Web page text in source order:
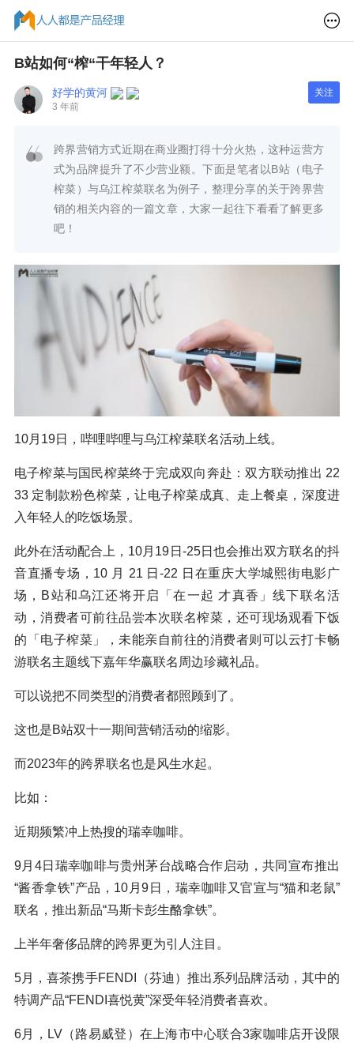
B站如何“榨“干年轻人？
好学的黄河
3 年前
关注
跨界营销方式近期在商业圈打得十分火热，这种运营方
式为品牌提升了不少营业额。下面是笔者以B站（电子
榨菜）与乌江榨菜联名为例子，整理分享的关于跨界营
销的相关内容的一篇文章，大家一起往下看看了解更多
吧！
10月19日，哔哩哔哩与乌江榨菜联名活动上线。
电子榨菜与国民榨菜终于完成双向奔赴：双方联动推出 22
33 定制款粉色榨菜，让电子榨菜成真、走上餐桌，深度进
入年轻人的吃饭场景。
此外在活动配合上，10月19日-25日也会推出双方联名的抖
音直播专场，10 月 21 日-22 日在重庆大学城熙街电影广
场，B站和乌江还将开启「在一起 才真香」线下联名活
动，消费者可前往品尝本次联名榨菜，还可现场观看下饭
的「电子榨菜」，未能亲自前往的消费者则可以云打卡畅
游联名主题线下嘉年华赢联名周边珍藏礼品。
可以说把不同类型的消费者都照顾到了。
这也是B站双十一期间营销活动的缩影。
而2023年的跨界联名也是风生水起。
比如：
近期频繁冲上热搜的瑞幸咖啡。
9月4日瑞幸咖啡与贵州茅台战略合作启动，共同宣布推出
“酱香拿铁”产品，10月9日，瑞幸咖啡又官宣与“猫和老鼠”
联名，推出新品“马斯卡彭生酪拿铁”。
上半年奢侈品牌的跨界更为引人注目。
5月，喜茶携手FENDI（芬迪）推出系列品牌活动，其中的
特调产品“FENDI喜悦黄”深受年轻消费者喜欢。
6月，LV（路易威登）在上海市中心联合3家咖啡店开设限